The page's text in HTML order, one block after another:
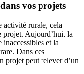
vos projets
activité rurale, cela
projet. Aujourd’hui, la
et la
Dans ces
projet peut relever d’un